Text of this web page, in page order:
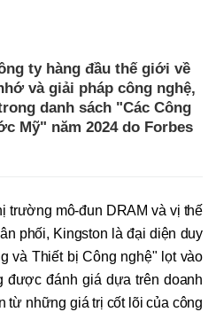
ty hàng đầu thế giới về
và giải pháp công nghệ,
danh sách "Các Công
Mỹ" năm 2024 do Forbes
trường mô-đun DRAM và vị thế
phối, Kingston là đại diện duy
và Thiết bị Công nghệ" lọt vào
được đánh giá dựa trên doanh
từ những giá trị cốt lõi của công